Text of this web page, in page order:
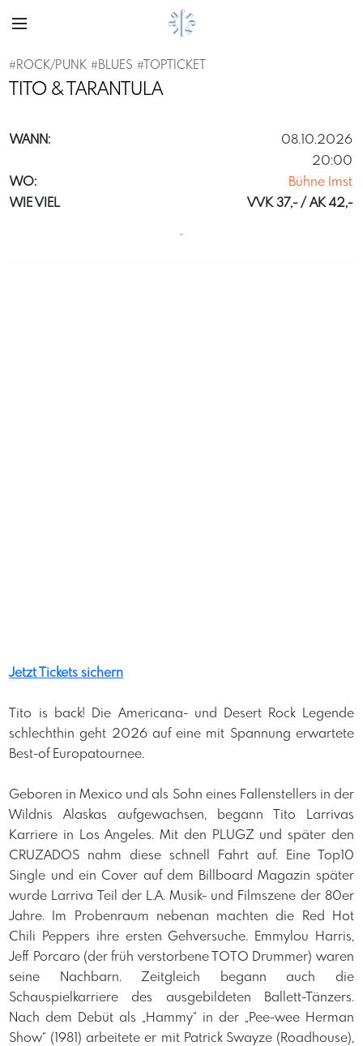
#ROCK/PUNK #BLUES # TOPTICKET
TITO & TARANTULA
WANN:
08.10.2026
20:00
WO:
Bühne Imst
WIE VIEL
VVK 37,- / AK 42,-
´
Jetzt Tickets sichern
Tito is back! Die Americana- und Desert Rock Legende
schlechthin geht 2026 auf eine mit Spannung erwartete
Best-of Europatournee.
Geboren in Mexico und als Sohn eines Fallenstellers in der
Wildnis Alaskas aufgewachsen, begann Tito Larrivas
Karriere in Los Angeles. Mit den PLUGZ und später den
CRUZADOS nahm diese schnell Fahrt auf. Eine Top10
Single und ein Cover auf dem Billboard Magazin später
wurde Larriva Teil der L.A. Musik- und Filmszene der 80er
Jahre. Im Probenraum nebenan machten die Red Hot
Chili Peppers ihre ersten Gehversuche. Emmylou Harris,
Jeff Porcaro (der früh verstorbene TOTO Drummer) waren
seine Nachbarn. Zeitgleich begann auch die
Schauspielkarriere des ausgebildeten Ballett-Tänzers.
Nach dem Debüt als „Hammy“ in der „Pee-wee Herman
Show“ (1981) arbeitete er mit Patrick Swayze (Roadhouse),